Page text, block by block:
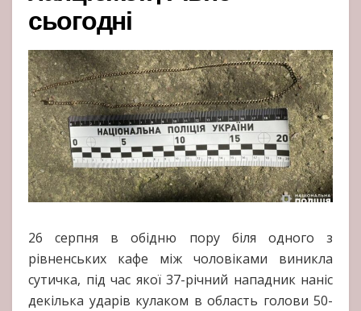
сьогодні
26 серпня в обідню пору біля одного з
рівненських кафе між чоловіками виникла
сутичка, під час якої 37-річний нападник наніс
декілька ударів кулаком в область голови 50-